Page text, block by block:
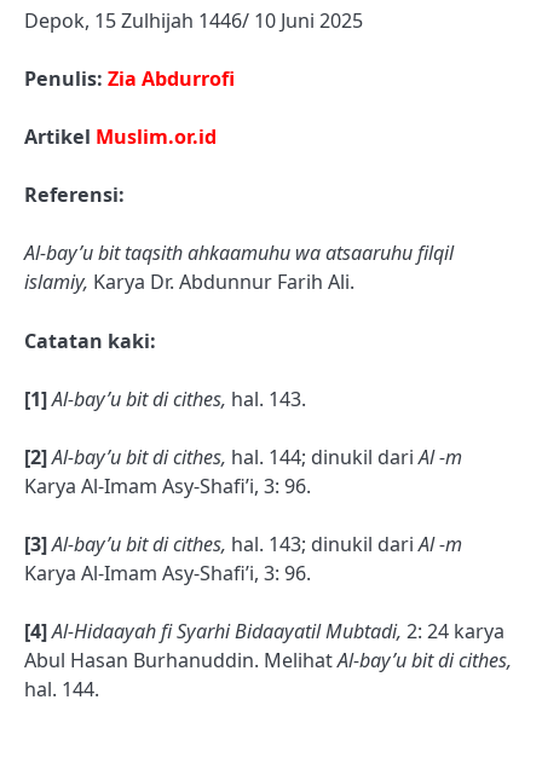
Depok, 15 Zulhijah 1446/ 10 Juni 2025
Penulis: Zia Abdurrofi
Artikel Muslim.or.id
Referensi:
Al-bay’u bit taqsith ahkaamuhu wa atsaaruhu filqil
islamiy, Karya Dr. Abdunnur Farih Ali.
Catatan kaki:
[1]Al-bay’u bit di cithes, hal. 143.
[2]Al-bay’u bit di cithes, hal. 144; dinukil dariAl -m
Karya Al-Imam Asy-Shafi’i, 3: 96.
[3]Al-bay’u bit di cithes, hal. 143; dinukil dariAl -m
Karya Al-Imam Asy-Shafi’i, 3: 96.
[4]Al-Hidaayah fi Syarhi Bidaayatil Mubtadi, 2: 24 karya
Abul Hasan Burhanuddin. MelihatAl-bay’u bit di cithes,
hal. 144.